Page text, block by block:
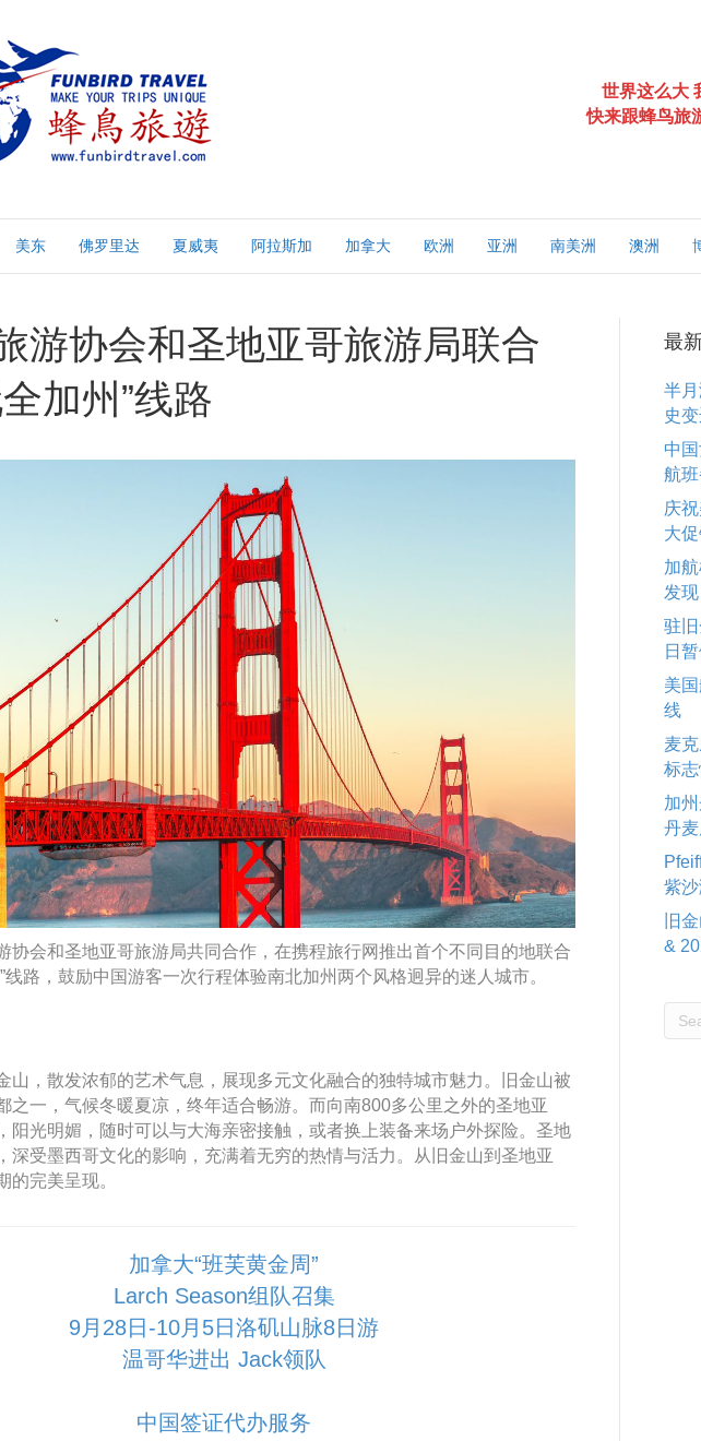
世界这么大
快来跟蜂鸟旅
美东 佛罗里达 夏威夷 阿拉斯加 加拿大 欧洲 亚洲 南美洲 澳洲
游协会和圣地亚哥旅游局联合
加州”线路
协会和圣地亚哥旅游局共同合作，在携程旅行网推出首个不同目的地联合
线路，鼓励中国游客一次行程体验南北加州两个风格迥异的迷人城市。
山，散发浓郁的艺术气息，展现多元文化融合的独特城市魅力。旧金山被
之一，气候冬暖夏凉，终年适合畅游。而向南800多公里之外的圣地亚
阳光明媚，随时可以与大海亲密接触，或者换上装备来场户外探险。圣地
深受墨西哥文化的影响，充满着无穷的热情与活力。从旧金山到圣地亚
的完美呈现。
加拿大“班芙黄金周”
Larch Season组队召集
9月28日-10月5日洛矶山脉8日游
温哥华进出 Jack领队
中国签证代办服务
最
半
史
中
航
庆
大
加
发
驻
日
美
线
麦
标
加
丹
紫
旧
&